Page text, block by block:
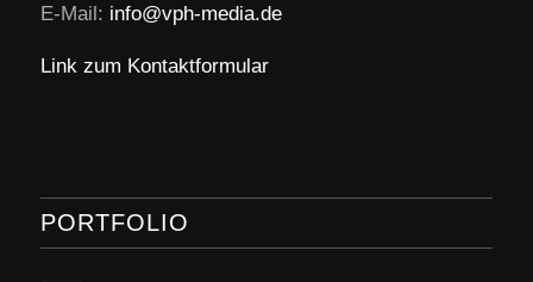
E-Mail: info@vph-media.de
Link zum Kontaktformular
PORTFOLIO